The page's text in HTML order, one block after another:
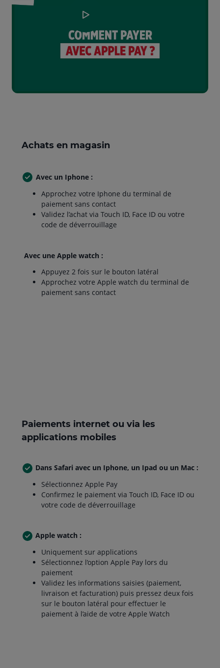
Achats en magasin
Avec un Iphone :
Approchez votre Iphone du terminal de
paiement sans contact
Validez l’achat via Touch ID, Face ID ou votre
code de déverrouillage
Avec une Apple watch :
Appuyez 2 fois sur le bouton latéral
Approchez votre Apple watch du terminal de
paiement sans contact
Paiements internet ou via les
applications mobiles
Dans Safari avec un Iphone, un Ipad ou un Mac :
Sélectionnez Apple Pay
Confirmez le paiement via Touch ID, Face ID ou
votre code de déverrouillage
Apple watch :
Uniquement sur applications
Sélectionnez l’option Apple Pay lors du
paiement
Validez les informations saisies (paiement,
livraison et facturation) puis pressez deux fois
sur le bouton latéral pour effectuer le
paiement à l’aide de votre Apple Watch